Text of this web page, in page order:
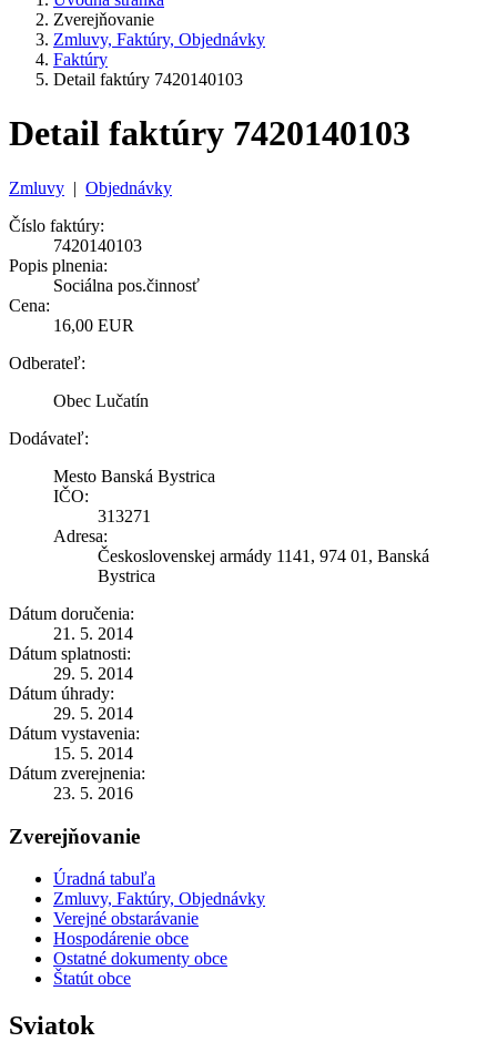
Zverejňovanie
Zmluvy, Faktúry, Objednávky
Faktúry
Detail faktúry 7420140103
Detail faktúry 7420140103
Zmluvy | Objednávky
Číslo faktúry:
7420140103
Popis plnenia:
Sociálna pos.činnosť
Cena:
16,00 EUR
Odberateľ:
Obec Lučatín
Dodávateľ:
Mesto Banská Bystrica
IČO:
313271
Adresa:
Československej armády 1141, 974 01, Banská
Bystrica
Dátum doručenia:
21. 5. 2014
Dátum splatnosti:
29. 5. 2014
Dátum úhrady:
29. 5. 2014
Dátum vystavenia:
15. 5. 2014
Dátum zverejnenia:
23. 5. 2016
Zverejňovanie
Úradná tabuľa
Zmluvy, Faktúry, Objednávky
Verejné obstarávanie
Hospodárenie obce
Ostatné dokumenty obce
Štatút obce
Sviatok